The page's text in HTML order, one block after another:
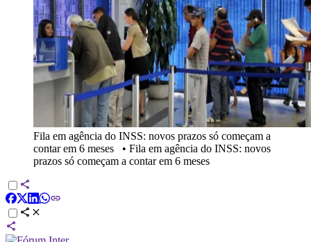
Fila em agência do INSS: novos prazos só começam a
contar em 6 meses
• Fila em agência do INSS: novos
prazos só começam a contar em 6 meses